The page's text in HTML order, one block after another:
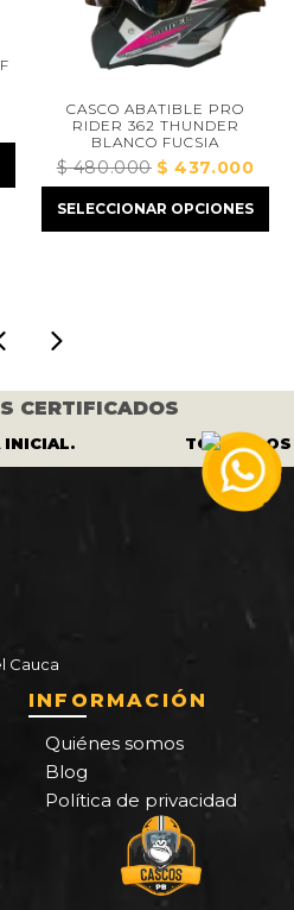
CASCO ABATIBLE PRO
RIDER 362 THUNDER
BLANCO FUCSIA
$480.000 El
precio
original
$ 437.000El
SELECCIONAR OPCIONES
CERTIFICADOS
TODOS LOS
Cauca
INFORMACIÓN
Quiénes somos
Blog
Política de privacidad